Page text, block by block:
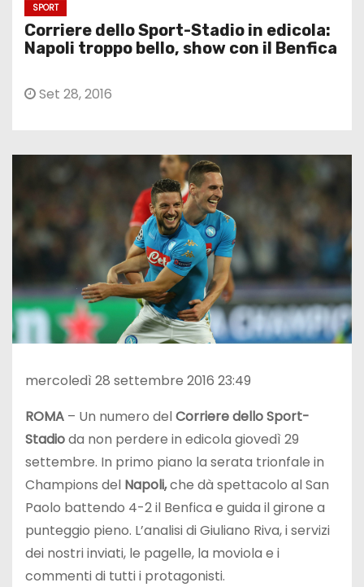
SPORT
Corriere dello Sport-Stadio in edicola:
Napoli troppo bello, show con il Benfica
Set 28, 2016
mercoledì 28 settembre 2016 23:49
ROMA – Un numero delCorriere dello Sport-
Stadioda non perdere in edicola giovedì 29
settembre. In primo piano la serata trionfale in
Champions del Napoli,che dà spettacolo al San
Paolo battendo 4-2 il Benfica e guida il girone a
punteggio pieno. L’analisi di Giuliano Riva, i servizi
dei nostri inviati, le pagelle, la moviola e i
commenti di tutti i protagonisti.